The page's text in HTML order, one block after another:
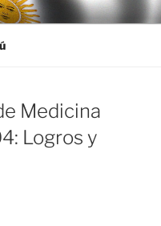
Medicina
Logros y